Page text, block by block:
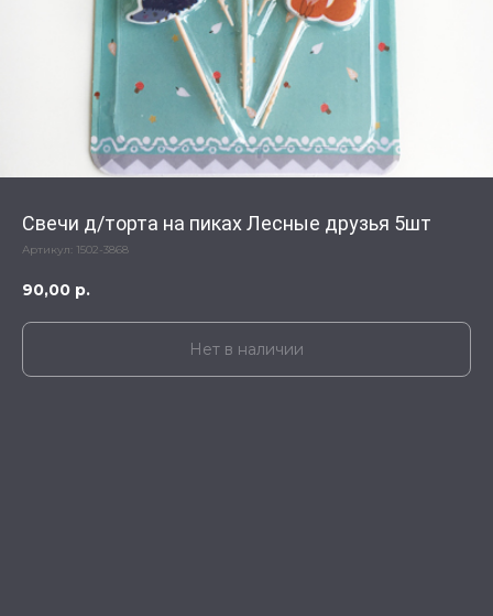
Свечи д/торта на пиках Лесные друзья 5шт
Артикул: 1502-3868
90,00 р.
Нет в наличии